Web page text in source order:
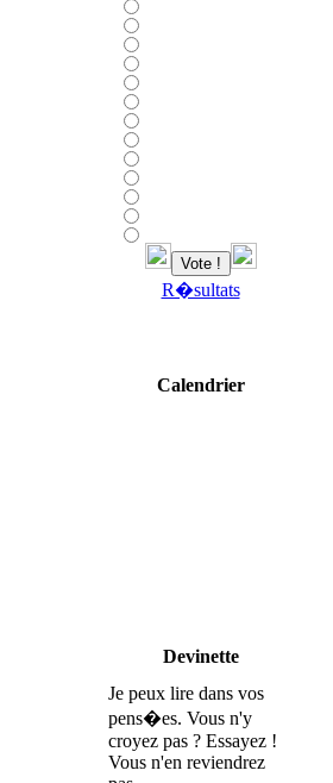
R�sultats
Calendrier
Devinette
Je peux lire dans vos
pens�es. Vous n'y
croyez pas ? Essayez !
Vous n'en reviendrez